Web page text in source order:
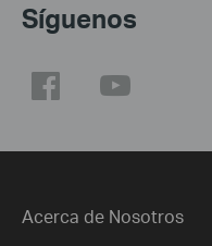
Síguenos
Acerca de Nosotros